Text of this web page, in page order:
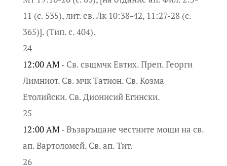
11 (с. 535), лит. ев. Лк 10:38-42, 11:27-28 (с.
365)]. (Тип. с. 404).
24
12:00 AM - Св. свщмчк Евтих. Преп. Георги
Лимниот. Св. мчк Татион. Св. Козма
Етолийски. Св. Дионисий Егински.
25
12:00 AM -Възвръщане честните мощи на св.
ап. Вартоломей. Св. ап. Тит.
26